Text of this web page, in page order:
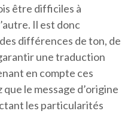
être difficiles à
Il est donc
différences de ton, de
une traduction
en compte ces
le message d’origine
les particularités